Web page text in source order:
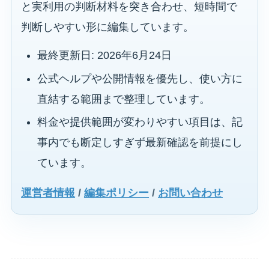
と実利用の判断材料を突き合わせ、短時間で
判断しやすい形に編集しています。
最終更新日: 2026年6月24日
公式ヘルプや公開情報を優先し、使い方に
直結する範囲まで整理しています。
料金や提供範囲が変わりやすい項目は、記
事内でも断定しすぎず最新確認を前提にし
ています。
運営者情報 /編集ポリシー / お問い合わせ